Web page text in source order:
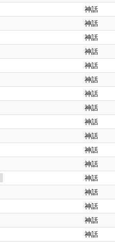
神話
神話
神話
神話
神話
神話
神話
神話
神話
神話
神話
神話
神話
神話
神話
神話
神話